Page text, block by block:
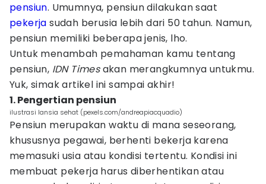
pensiun. Umumnya, pensiun dilakukan saat
pekerja sudah berusia lebih dari 50 tahun. Namun,
pensiun memiliki beberapa jenis, lho.
Untuk menambah pemahaman kamu tentang
pensiun, IDN Timesakan merangkumnya untukmu.
Yuk, simak artikel ini sampai akhir!
1. Pengertian pensiun
ilustrasi lansia sehat (pexels.com/andreapiacquadio)
Pensiun merupakan waktu di mana seseorang,
khususnya pegawai, berhenti bekerja karena
memasuki usia atau kondisi tertentu. Kondisi ini
membuat pekerja harus diberhentikan atau